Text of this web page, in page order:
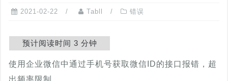
2021-02-22 Tabll 错误
使用企业微信中通过手机号获取微信ID的接口报错，超
出频率限制